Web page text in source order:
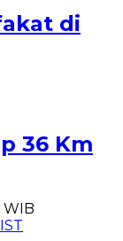
di
36 Km
WIB